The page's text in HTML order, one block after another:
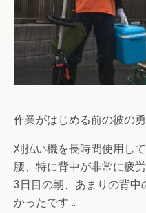
作業がはじめる前の彼の
刈払い機を長時間使用し
腰、特に背中が非常に疲
3日目の朝、あまりの背
かったです…